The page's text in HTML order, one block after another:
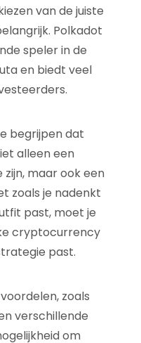
van de juiste
Polkadot
speler in de
en biedt veel
begrijpen dat
alleen een
maar ook een
zoals je nadenkt
past, moet je
cryptocurrency
past.
zoals
verschillende
om